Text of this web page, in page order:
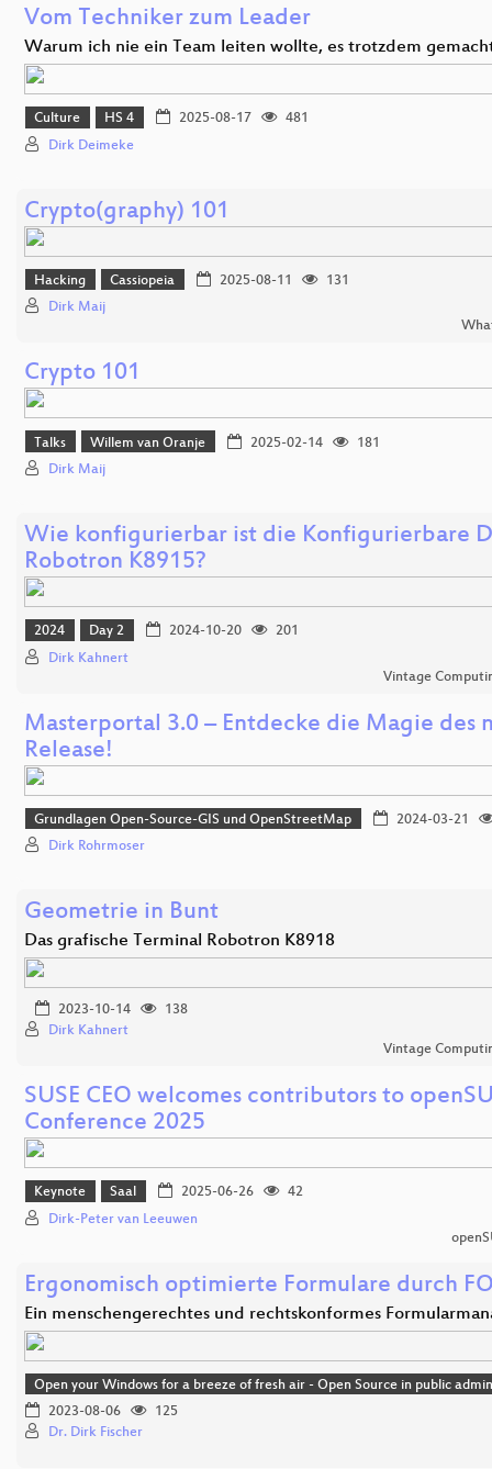
Vom Techniker zum Leader
Warum ich nie ein Team leiten wollte, es trotzdem
Culture HS 4 2025-08-17
481
Dirk Deimeke
Crypto(graphy) 101
Hacking Cassiopeia 2025-08-11
131
Dirk Maij
Crypto 101
Talks Willem van Oranje 2025-02-14
181
Dirk Maij
Wie konfigurierbar ist die Konfigurierbare
Robotron K8915?
2024 Day 2 2024-10-20
201
Dirk Kahnert
Vintage
Masterportal 3.0 – Entdecke die Magie des
Release!
Grundlagen Open-Source-GIS und OpenStreetMap
2024-03-21
Dirk Rohrmoser
Geometrie in Bunt
Das grafische Terminal Robotron K8918
2023-10-14
138
Dirk Kahnert
Vintage
SUSE CEO welcomes contributors to
Conference 2025
Keynote Saal 2025-06-26
42
Dirk-Peter van Leeuwen
Ergonomisch optimierte Formulare durch
Ein menschengerechtes und rechtskonformes
Open your Windows for a breeze of fresh air - Open Source in public
2023-08-06
125
Dr. Dirk Fischer